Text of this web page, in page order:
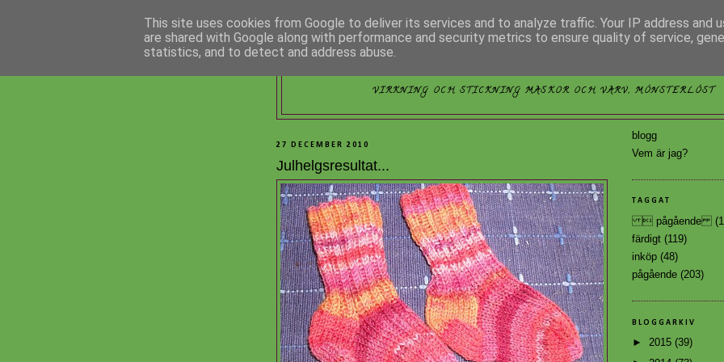
VIRKNING OCH STICKNING MASKOR OCH VARV, MÖNSTERLÖST
27 DECEMBER 2010
Julhelgsresultat...
blogg
Vem är jag?
TAGGAT
 pågående
färdigt (119)
inköp (48)
pågående (203)
BLOGGARKIV
► 2015 (39)
This site uses cookies from Google to deliver its services and to analyze traffic. Your IP address and
are shared with Google along with performance and security metrics to ensure quality of service,
statistics, and to detect and address abuse.